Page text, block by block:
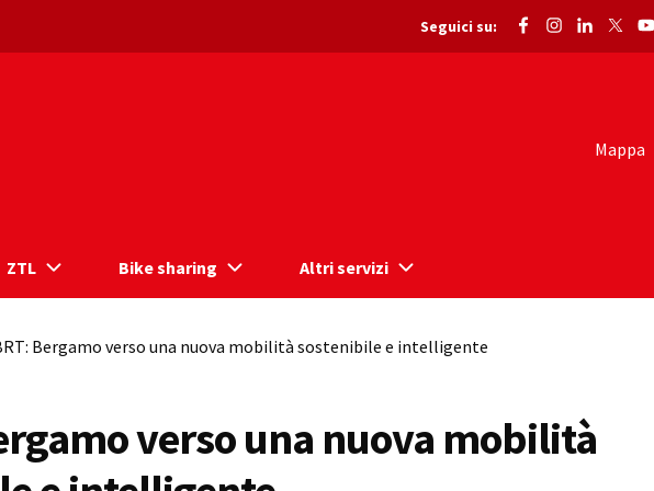
Seguici su:
Mappa
ZTL Bike sharing Altri servizi
Bergamo verso una nuova mobilità sostenibile e intelligente
verso una nuova mobilità